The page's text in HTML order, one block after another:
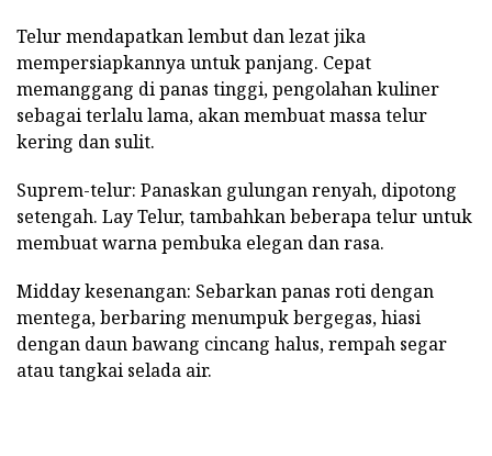
Telur mendapatkan lembut dan lezat jika
mempersiapkannya untuk panjang. Cepat
memanggang di panas tinggi, pengolahan kuliner
sebagai terlalu lama, akan membuat massa telur
kering dan sulit.
Suprem-telur: Panaskan gulungan renyah, dipotong
setengah. Lay Telur, tambahkan beberapa telur untuk
membuat warna pembuka elegan dan rasa.
Midday kesenangan: Sebarkan panas roti dengan
mentega, berbaring menumpuk bergegas, hiasi
dengan daun bawang cincang halus, rempah segar
atau tangkai selada air.